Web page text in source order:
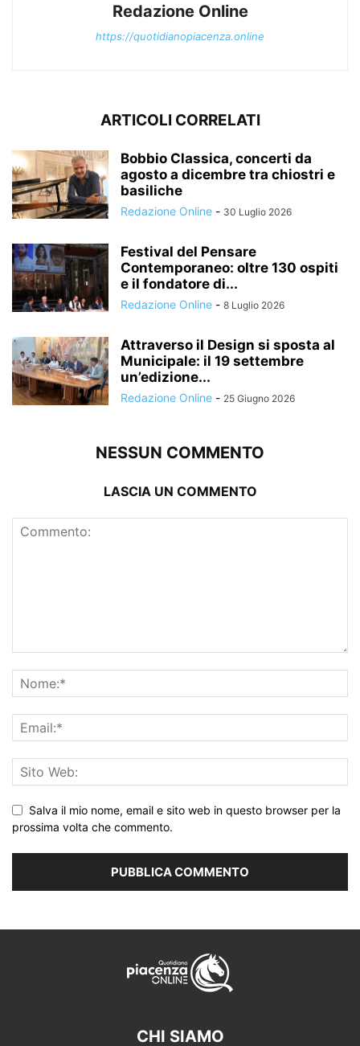
Redazione Online
https://quotidianopiacenza.online
ARTICOLI CORRELATI
Bobbio Classica, concerti da
agosto a dicembre tra chiostri e
basiliche
Redazione Online - 30 Luglio 2026
Festival del Pensare
Contemporaneo: oltre 130 ospiti
e il fondatore di...
Redazione Online - 8 Luglio 2026
Attraverso il Design si sposta al
Municipale: il 19 settembre
un’edizione...
Redazione Online - 25 Giugno 2026
NESSUN COMMENTO
LASCIA UN COMMENTO
Salva il mio nome, email e sito web in questo browser per la
prossima volta che commento.
CHI SIAMO